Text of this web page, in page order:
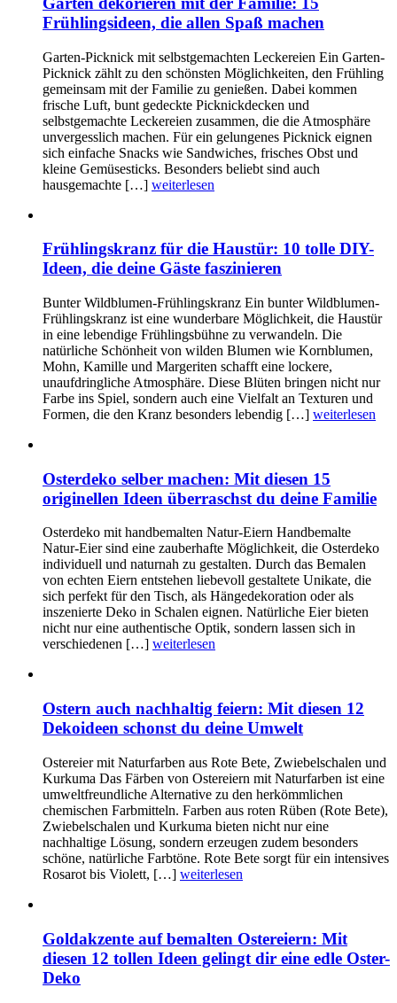
Frühlingsideen, die allen Spaß machen
Garten-Picknick mit selbstgemachten Leckereien Ein Garten-
Picknick zählt zu den schönsten Möglichkeiten, den Frühling
gemeinsam mit der Familie zu genießen. Dabei kommen
frische Luft, bunt gedeckte Picknickdecken und
selbstgemachte Leckereien zusammen, die die Atmosphäre
unvergesslich machen. Für ein gelungenes Picknick eignen
sich einfache Snacks wie Sandwiches, frisches Obst und
kleine Gemüsesticks. Besonders beliebt sind auch
hausgemachte […] weiterlesen
Frühlingskranz für die Haustür: 10 tolle DIY-
Ideen, die deine Gäste faszinieren
Bunter Wildblumen-Frühlingskranz Ein bunter Wildblumen-
Frühlingskranz ist eine wunderbare Möglichkeit, die Haustür
in eine lebendige Frühlingsbühne zu verwandeln. Die
natürliche Schönheit von wilden Blumen wie Kornblumen,
Mohn, Kamille und Margeriten schafft eine lockere,
unaufdringliche Atmosphäre. Diese Blüten bringen nicht nur
Farbe ins Spiel, sondern auch eine Vielfalt an Texturen und
Formen, die den Kranz besonders lebendig […] weiterlesen
Osterdeko selber machen: Mit diesen 15
originellen Ideen überraschst du deine Familie
Osterdeko mit handbemalten Natur-Eiern Handbemalte
Natur-Eier sind eine zauberhafte Möglichkeit, die Osterdeko
individuell und naturnah zu gestalten. Durch das Bemalen
von echten Eiern entstehen liebevoll gestaltete Unikate, die
sich perfekt für den Tisch, als Hängedekoration oder als
inszenierte Deko in Schalen eignen. Natürliche Eier bieten
nicht nur eine authentische Optik, sondern lassen sich in
verschiedenen […] weiterlesen
Ostern auch nachhaltig feiern: Mit diesen 12
Dekoideen schonst du deine Umwelt
Ostereier mit Naturfarben aus Rote Bete, Zwiebelschalen und
Kurkuma Das Färben von Ostereiern mit Naturfarben ist eine
umweltfreundliche Alternative zu den herkömmlichen
chemischen Farbmitteln. Farben aus roten Rüben (Rote Bete),
Zwiebelschalen und Kurkuma bieten nicht nur eine
nachhaltige Lösung, sondern erzeugen zudem besonders
schöne, natürliche Farbtöne. Rote Bete sorgt für ein intensives
Rosarot bis Violett, […] weiterlesen
Goldakzente auf bemalten Ostereiern: Mit
diesen 12 tollen Ideen gelingt dir eine edle Oster-
Deko